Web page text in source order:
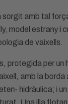
sorgit amb tal
model estrany i
de vaixells.
protegida per
amb la
hidràulica; i
Una illa